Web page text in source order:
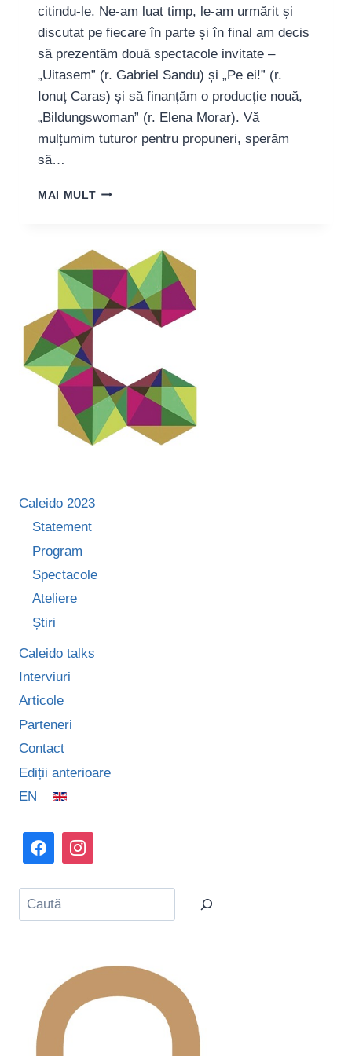
E
RĂU
PSIHIC
SUNTEM
CU
O
citindu-le. Ne-am luat timp, le-am urmărit și
discutat pe fiecare în parte și în final am decis
să prezentăm două spectacole invitate –
„Uitasem” (r. Gabriel Sandu) și „Pe ei!” (r.
Ionuț Caras) și să finanțăm o producție nouă,
„Bildungswoman” (r. Elena Morar). Vă
mulțumim tuturor pentru propuneri, sperăm
să…
MAI MULTREZULTATE
Caleido 2023
Statement
Program
Spectacole
Ateliere
Știri
Caleido talks
Interviuri
Articole
Parteneri
Contact
Ediții anterioare
EN
Caută